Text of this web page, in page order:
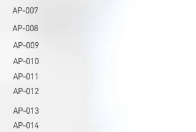
AP-007
AP-008
AP-009
AP-010
AP-011
AP-012
AP-013
AP-014